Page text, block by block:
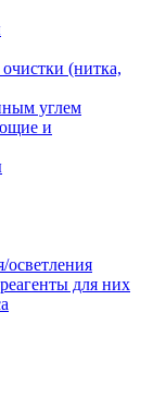
(нитка,
углем
и
осветления
для них